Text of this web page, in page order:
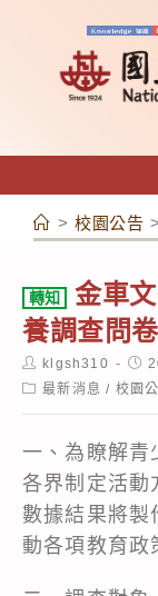
容
> 校園公告 >
轉知
金車
養調查問卷
Post
author:
klgsh310
Post
Post最新消息 / 校園
一、為瞭解青
各界制定活動
數據結果將製
動各項教育政